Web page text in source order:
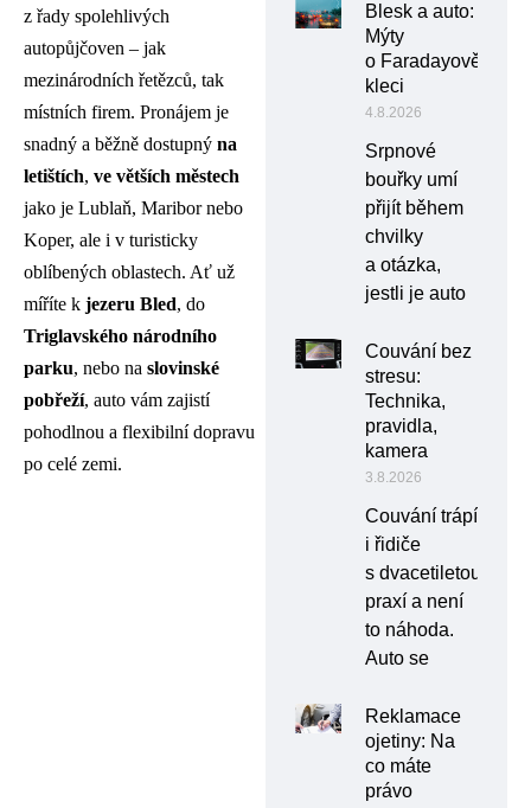
z řady spolehlivých
autopůjčoven – jak
mezinárodních řetězců, tak
místních firem. Pronájem je
snadný a běžně dostupný na
letištích, ve větších městech
jako je Lublaň, Maribor nebo
Koper, ale i v turisticky
oblíbených oblastech. Ať už
míříte k jezeru Bled, do
Triglavského národního
parku, nebo na slovinské
pobřeží, auto vám zajistí
pohodlnou a flexibilní dopravu
po celé zemi.
Blesk a auto:
Mýty
o Faradayově
kleci
4.8.2026
Srpnové
bouřky umí
přijít během
chvilky
a otázka,
jestli je auto
Couvání bez
stresu:
Technika,
pravidla,
kamera
3.8.2026
Couvání trápí
i řidiče
s dvacetiletou
praxí a není
to náhoda.
Auto se
Reklamace
ojetiny: Na
co máte
právo